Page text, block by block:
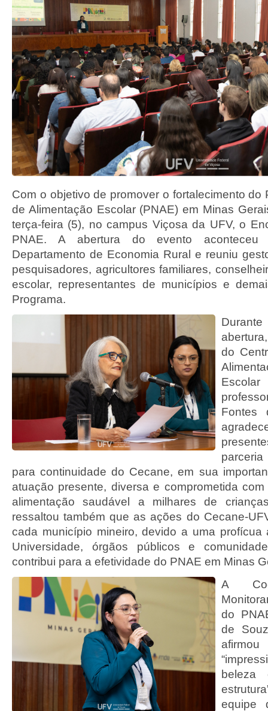
Com o objetivo de promover o fortalecimento do
de Alimentação Escolar (PNAE) em Minas
terça-feira (5), no campus Viçosa da UFV, o
PNAE. A abertura do evento
Departamento de Economia Rural e reuniu
pesquisadores, agricultores familiares,
escolar, representantes de municípios e
Programa.
do
Fontes
para continuidade do Cecane, em sua
atuação presente, diversa e comprometida
alimentação saudável a milhares de
ressaltou também que as ações do Cecane-
cada município mineiro, devido a uma profícua
Universidade, órgãos públicos e
contribui para a efetividade do PNAE em Minas
A
do
de
equipe